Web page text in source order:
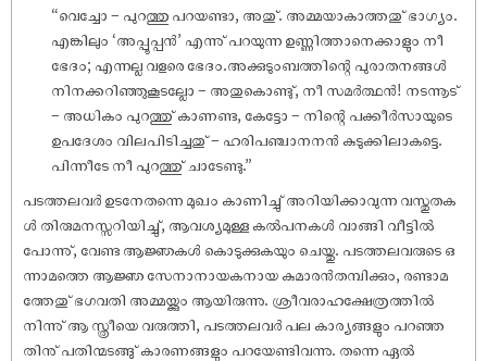
“വെച്ചോ – പുറത്തു പറയണ്ടാ, അതു്. അമ്മയാകാത്തതു് ഭാഗ്യം.
എങ്കിലും ‘അപ്പൂപ്പൻ’ എന്നു് പറയുന്ന ഉണ്ണിത്താനെക്കാളും നീ
ഭേദം; എന്നല്ല വളരെ ഭേദം.അക്കുടുംബത്തിന്റെ പുരാതനങ്ങൾ
നിനക്കറിഞ്ഞുകൂടല്ലോ – അതുകൊണ്ടു്, നീ സമർത്ഥൻ! നടന്നൂട്
– അധികം പുറത്തു് കാണണ്ട, കേട്ടോ – നിന്റെ പക്കീർസായുടെ
ഉപദേശം വിലപിടിച്ചതു് – ഹരിപഞ്ചാനനൻ കുടുക്കിലാകട്ടെ.
പിന്നീടേ നീ പുറത്തു് ചാടേണ്ടു.”
പടത്തലവർ ഉടനേതന്നെ മുഖം കാണിച്ചു് അറിയിക്കാവുന്ന വസ്തുതക
ൾ തിരുമനസ്സറിയിച്ചു്, ആവശ്യമുള്ള കൽപനകൾ വാങ്ങി വീട്ടിൽ
പോന്നു്, വേണ്ട ആജ്ഞകൾ കൊടുക്കുകയും ചെയ്തു. പടത്തലവരുടെ ഒ
ന്നാമത്തെ ആജ്ഞ സേനാനായകനായ കുമാരൻതമ്പിക്കും, രണ്ടാമ
ത്തേതു് ഭഗവതി അമ്മയ്ക്കും ആയിരുന്നു. ശ്രീവരാഹക്ഷേത്രത്തിൽ
നിന്നു് ആ സ്ത്രീയെ വരുത്തി, പടത്തലവർ പല കാര്യങ്ങളും പറഞ്ഞ
തിനു് പതിന്മടങ്ങു് കാരണങ്ങളും പറയേണ്ടിവന്നു. തന്നെ ഏൽ